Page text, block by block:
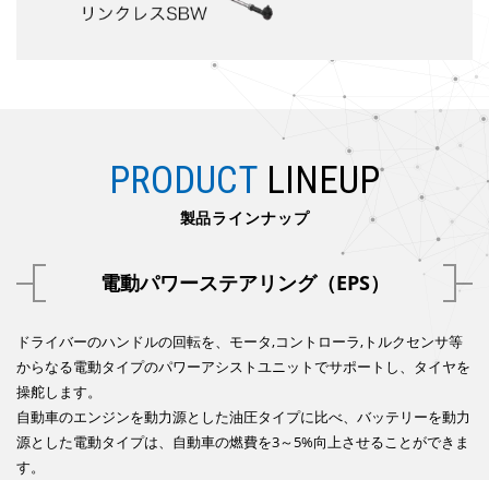
PRODUCT LINEUP
製品ラインナップ
電動パワーステアリング（EPS）
ドライバーのハンドルの回転を、モータ,コントローラ,トルクセンサ等
からなる電動タイプのパワーアシストユニットでサポートし、タイヤを
操舵します。
自動車のエンジンを動力源とした油圧タイプに比べ、バッテリーを動力
源とした電動タイプは、自動車の燃費を3～5%向上させることができま
す。